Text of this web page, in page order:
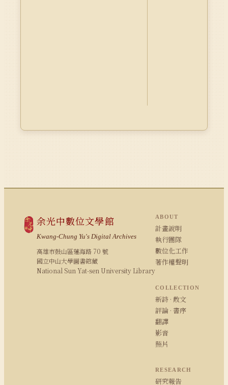
余光中數位文學館
Kwang-Chung Yu's Digital Archives
高雄市鼓山區蓮海路 70 號
國立中山大學圖書館藏
National Sun Yat-sen University Library
ABOUT
計畫說明
執行團隊
數位化工作
著作權聲明
COLLECTION
新詩 · 散文
評論 · 書序
翻譯
影音
照片
RESEARCH
研究報告